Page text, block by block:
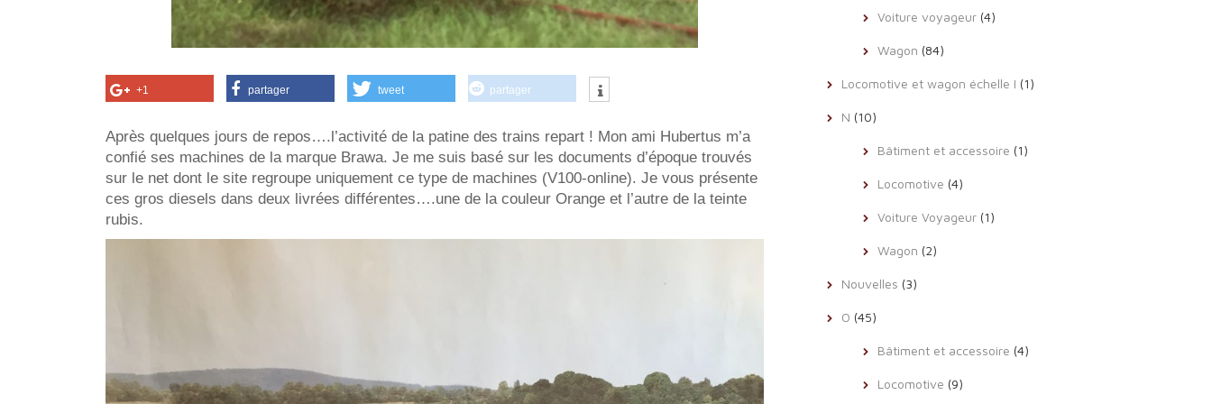
+1 partager tweet partager
Après quelques jours de repos….l’activité de la patine des trains repart ! Mon ami Hubertus m’a
confié ses machines de la marque Brawa. Je me suis basé sur les documents d’époque trouvés
sur le net dont le site regroupe uniquement ce type de machines (V100-online). Je vous présente
ces gros diesels dans deux livrées différentes….une de la couleur Orange et l’autre de la teinte
rubis.
Voiture voyageur (4)
Wagon (84)
Locomotive et wagon échelle I (1)
N (10)
Bâtiment et accessoire (1)
Locomotive (4)
Voiture Voyageur (1)
Wagon (2)
Nouvelles (3)
O (45)
Bâtiment et accessoire (4)
Locomotive (9)